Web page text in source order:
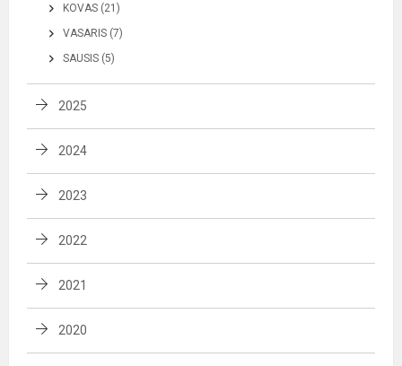
KOVAS (21)
VASARIS (7)
SAUSIS (5)
2025
2024
2023
2022
2021
2020